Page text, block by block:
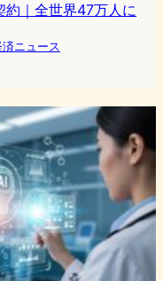
｜全世界47万人に
ニュース